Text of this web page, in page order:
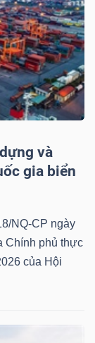
và
gia biển
NQ-CP ngày
Chính phủ thực
của Hội